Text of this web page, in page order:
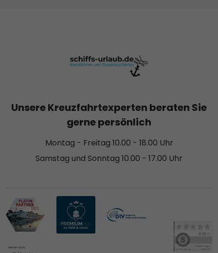
Unsere Kreuzfahrtexperten beraten Sie
gerne persönlich
Montag - Freitag 10.00 - 18.00 Uhr
Samstag und Sonntag 10.00 - 17.00 Uhr